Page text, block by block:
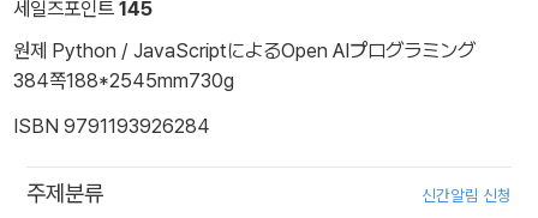
세일즈포인트 145
원제 Python / JavaScriptによるOpen AIプログラミング
384쪽188*2545mm730g
ISBN 9791193926284
주제분류 신간알림 신청